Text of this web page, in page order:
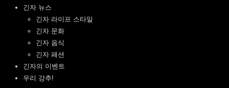
긴자 뉴스
긴자 라이프 스타일
긴자 문화
긴자 음식
긴자 패션
긴자의 이벤트
우리 강추!